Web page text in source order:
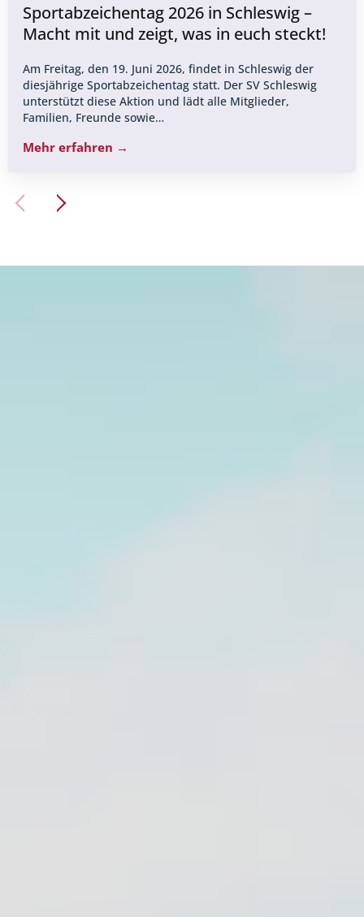
Sportabzeichentag 2026 in Schleswig –
Macht mit und zeigt, was in euch steckt!
Am Freitag, den 19. Juni 2026, findet in Schleswig der
diesjährige Sportabzeichentag statt. Der SV Schleswig
unterstützt diese Aktion und lädt alle Mitglieder,
Familien, Freunde sowie…
Mehr erfahren →